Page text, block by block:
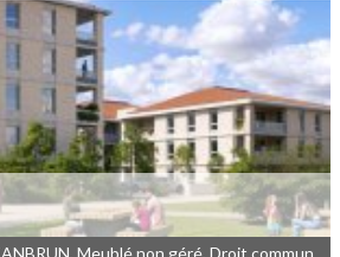
€
Meublé non géré, Droit commun